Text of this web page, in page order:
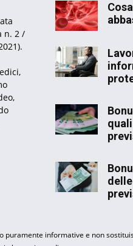
n. 2 /
puramente informative e non